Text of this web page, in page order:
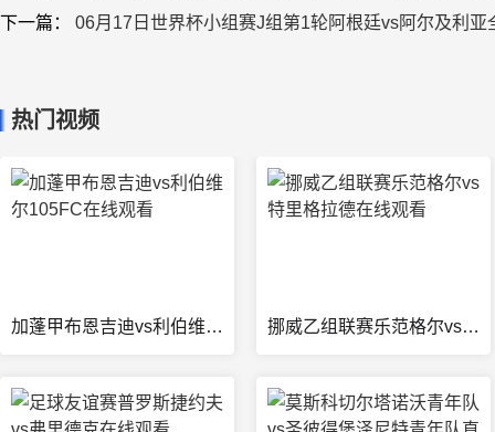
下一篇： 06月17日世界杯小组赛J组第1轮阿根廷vs阿尔及利亚
热门视频
加蓬甲布恩吉迪vs利伯维尔105FC在线观看 挪威乙组联赛乐范格尔vs特里格拉德在线观看